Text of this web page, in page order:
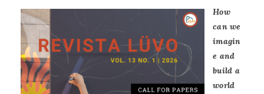
How
can we
imagin
e and
build a
world